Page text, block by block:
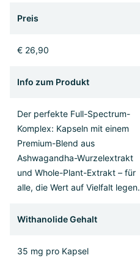
Preis
€ 26,90
Info zum Produkt
Der perfekte Full-Spectrum-
Komplex: Kapseln mit einem
Premium-Blend aus
Ashwagandha-Wurzelextrakt
und Whole-Plant-Extrakt – für
alle, die Wert auf Vielfalt legen.
Withanolide Gehalt
35 mg pro Kapsel